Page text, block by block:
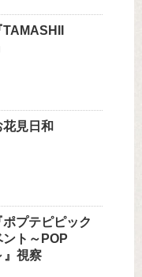
見日和
プテピピック
ト～POP
』視察